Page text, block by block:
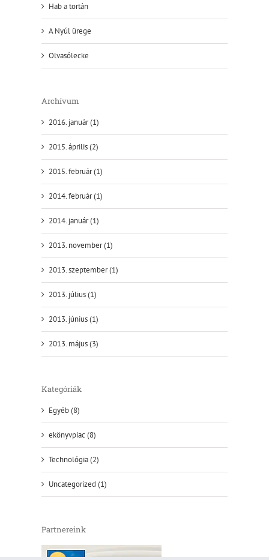
Hab a tortán
A Nyúl ürege
Olvasólecke
Archívum
2016. január (1)
2015. április (2)
2015. február (1)
2014. február (1)
2014. január (1)
2013. november (1)
2013. szeptember (1)
2013. július (1)
2013. június (1)
2013. május (3)
Kategóriák
Egyéb (8)
ekönyvpiac (8)
Technológia (2)
Uncategorized (1)
Partnereink